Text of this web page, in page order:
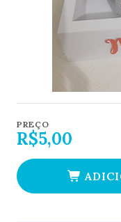
PREÇO
R$5,00